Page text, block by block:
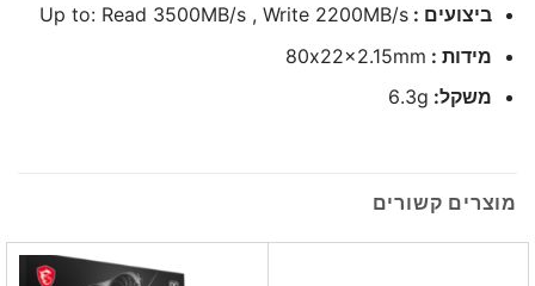
ביצועים : Up to: Read 3500MB/s , Write 2200MB/s
מידות : 80x22x2.15mm
משקל: 6.3g
מוצרים קשורים